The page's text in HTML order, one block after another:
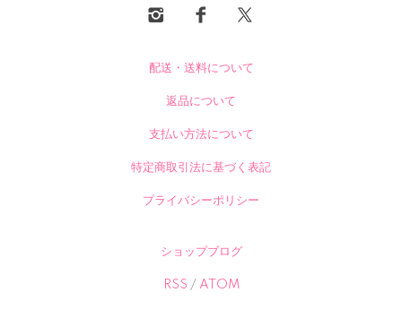
配送・送料について
返品について
支払い方法について
特定商取引法に基づく表記
プライバシーポリシー
ショップブログ
RSS / ATOM